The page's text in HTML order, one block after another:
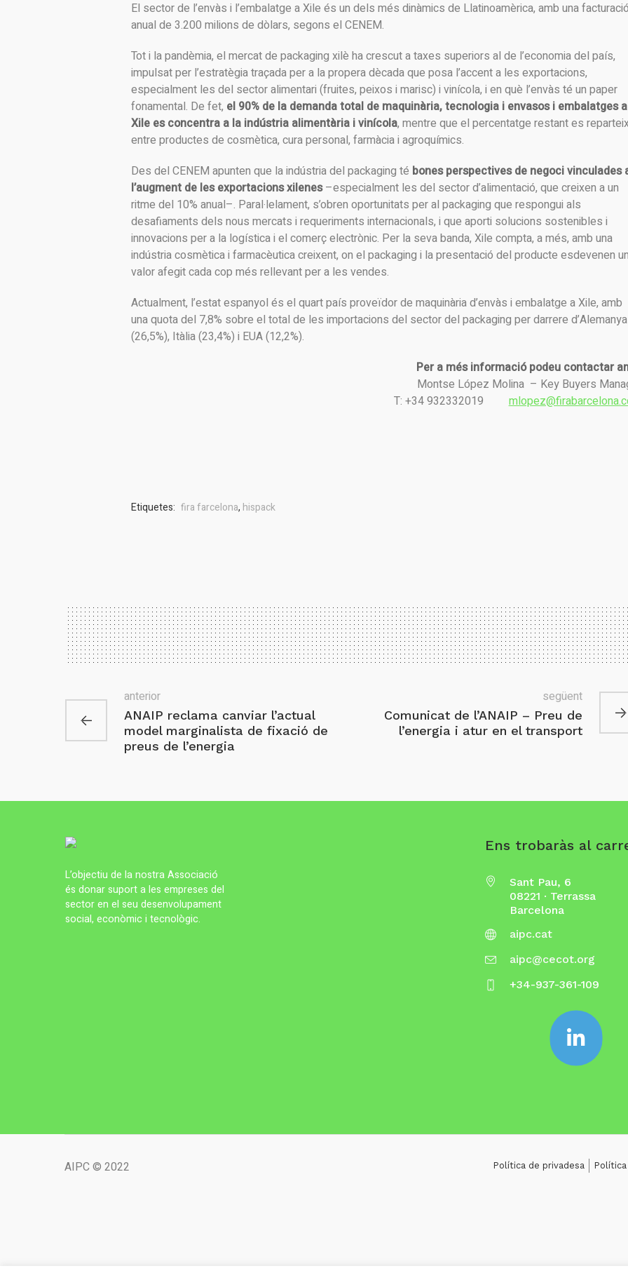
El sector de l’envàs i l’embalatge a Xile és un dels més dinàmics de Llatinoamèrica, amb una facturació
anual de 3.200 milions de dòlars, segons el CENEM.
Tot i la pandèmia, el mercat de packaging xilè ha crescut a taxes superiors al de l’economia del país,
impulsat per l’estratègia traçada per a la propera dècada que posa l’accent a les exportacions,
especialment les del sector alimentari (fruites, peixos i marisc) i vinícola, i en què l’envàs té un paper
fonamental. De fet, el 90% de la demanda total de maquinària, tecnologia i envasos i embalatges a
Xile es concentra a la indústria alimentària i vinícola, mentre que el percentatge restant es
entre productes de cosmètica, cura personal, farmàcia i agroquímics.
Des del CENEM apunten que la indústria del packaging té bones perspectives de negoci vinculades
l’augment de les exportacions xilenes–especialment les del sector d’alimentació, que creixen a un
ritme del 10% anual–. Paral·lelament, s’obren oportunitats per al packaging que respongui als
desafiaments dels nous mercats i requeriments internacionals, i que aporti solucions sostenibles i
innovacions per a la logística i el comerç electrònic. Per la seva banda, Xile compta, a més, amb una
indústria cosmètica i farmacèutica creixent, on el packaging i la presentació del producte esdevenen un
valor afegit cada cop més rellevant per a les vendes.
Actualment, l’estat espanyol és el quart país proveïdor de maquinària d’envàs i embalatge a Xile, amb
una quota del 7,8% sobre el total de les importacions del sector del packaging per darrere d’Alemanya
(26,5%), Itàlia (23,4%) i EUA (12,2%).
Per a més informació podeu contactar
Montse López Molina – Key Buyers
T: +34 932332019
Etiquetes: fira farcelona, hispack
ANAIP reclama canviar l’actual
model marginalista de fixació de
preus de l’energia
anterior
Comunicat de l’ANAIP – Preu de
l’energia i atur en el transport
següent
L’objectiu de la nostra Associació
és donar suport a les empreses del
sector en el seu desenvolupament
social, econòmic i tecnològic.
Ens trobaràs al
Sant Pau, 6
08221 · Terrassa
Barcelona
aipc.cat
aipc@cecot.org
+34-937-361-109
AIPC © 2022 Política de privadesa